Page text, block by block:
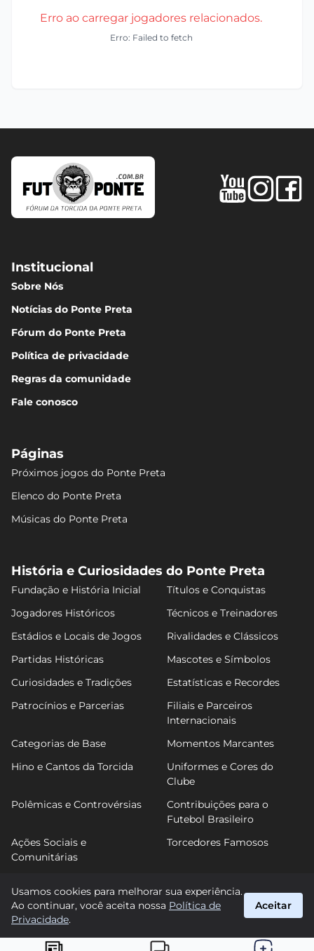
Erro ao carregar jogadores relacionados.
Erro: Failed to fetch
Institucional
Sobre Nós
Notícias do Ponte Preta
Fórum do Ponte Preta
Política de privacidade
Regras da comunidade
Fale conosco
Páginas
Próximos jogos do Ponte Preta
Elenco do Ponte Preta
Músicas do Ponte Preta
História e Curiosidades do Ponte Preta
Fundação e História Inicial
Títulos e Conquistas
Jogadores Históricos
Técnicos e Treinadores
Estádios e Locais de Jogos
Rivalidades e Clássicos
Partidas Históricas
Mascotes e Símbolos
Curiosidades e Tradições
Estatísticas e Recordes
Patrocínios e Parcerias
Filiais e Parceiros
Internacionais
Categorias de Base
Momentos Marcantes
Hino e Cantos da Torcida
Uniformes e Cores do
Clube
Polêmicas e Controvérsias
Contribuições para o
Futebol Brasileiro
Ações Sociais e
Comunitárias
Torcedores Famosos
FutPonte
Usamos cookies para melhorar sua experiência.
Ao continuar, você aceita nossa Política de
Privacidade.
Aceitar